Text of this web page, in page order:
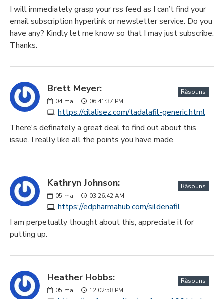
I will immediately grasp your rss feed as I can’t find your
email subscription hyperlink or newsletter service. Do you
have any? Kindly let me know so that I may just subscribe.
Thanks.
Brett Meyer:
04 mai 06:41:37 PM
https://cilalisez.com/tadalafil-generic.html
Răspuns
There's definately a great deal to find out about this
issue. I really like all the points you have made.
Kathryn Johnson:
05 mai 03:26:42 AM
https://edpharmahub.com/sildenafil
Răspuns
I am perpetually thought about this, appreciate it for
putting up.
Heather Hobbs:
05 mai 12:02:58 PM
Răspuns